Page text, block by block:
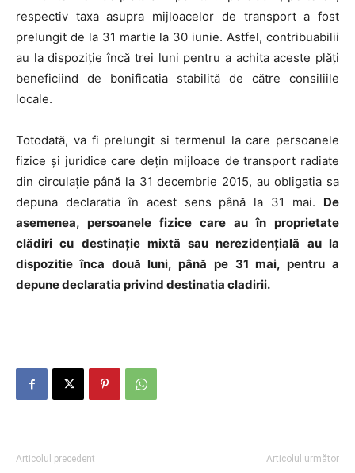
respectiv taxa asupra mijloacelor de transport a fost
prelungit de la 31 martie la 30 iunie. Astfel, contribuabilii
au la dispoziție încă trei luni pentru a achita aceste plăți
beneficiind de bonificatia stabilită de către consiliile
locale.
Totodată, va fi prelungit si termenul la care persoanele
fizice și juridice care deţin mijloace de transport radiate
din circulaţie până la 31 decembrie 2015, au obligatia sa
depuna declaratia în acest sens până la 31 mai. De
asemenea, persoanele fizice care au în proprietate
clădiri cu destinaţie mixtă sau nerezidenţială au la
dispozitie înca două luni, până pe 31 mai, pentru a
depune declaratia privind destinatia cladirii.
Articolul precedent Articolul următor